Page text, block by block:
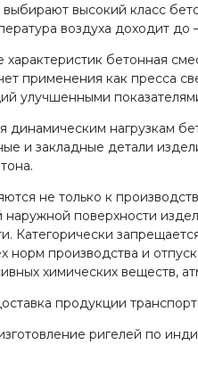
выбирают высокий класс
воздуха доходит до
бетонная
применения как пресса
улучшенными
динамическим нагрузкам
и закладные детали
не только к
поверхности
Категорически
норм производства и
химических веществ,
продукции
ригелей по